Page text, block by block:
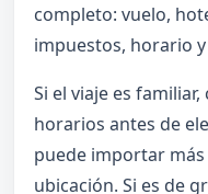
completo: vuelo,
impuestos, horario
Si el viaje es
horarios antes de
puede importar
ubicación. Si es de